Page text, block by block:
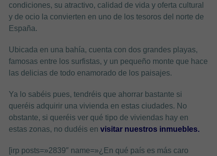
condiciones, su atractivo, calidad de vida y oferta cultural
y de ocio la convierten en uno de los tesoros del norte de
España.
Ubicada en una bahía, cuenta con dos grandes playas,
famosas entre los surfistas, y un pequeño monte que hace
las delicias de todo enamorado de los paisajes.
Ya lo sabéis pues, tendréis que ahorrar bastante si
queréis adquirir una vivienda en estas ciudades. No
obstante, si queréis ver qué tipo de viviendas hay en
estas zonas, no dudéis en visitar nuestros inmuebles.
[irp posts=»2839″ name=»¿En qué país es más caro